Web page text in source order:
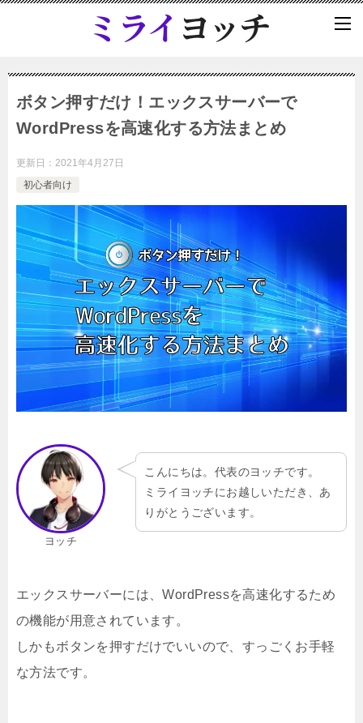
ボタン押すだけ！エックスサーバーで
WordPressを高速化する方法まとめ
更新日： 2021年4月27日
初心者向け
ヨッチ
こんにちは。代表のヨッチです。
ミライヨッチにお越しいただき、あ
りがとうございます。
エックスサーバーには、WordPressを高速化するため
の機能が用意されています。
しかもボタンを押すだけでいいので、すっごくお手軽
な方法です。